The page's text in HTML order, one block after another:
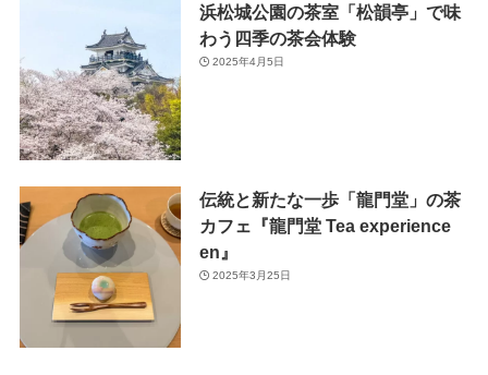
浜松城公園の茶室「松韻亭」で味
わう四季の茶会体験
2025年4月5日
伝統と新たな一歩「龍門堂」の茶
カフェ『龍門堂 Tea experience
en』
2025年3月25日